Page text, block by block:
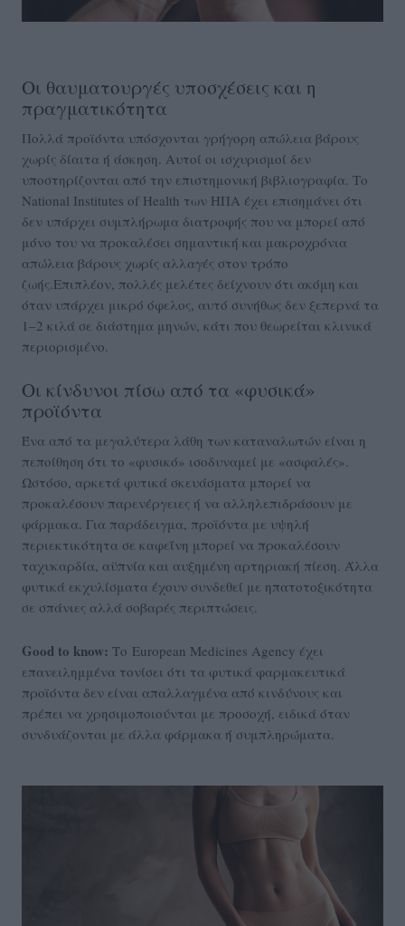
Οι θαυματουργές υποσχέσεις και η
πραγματικότητα
Πολλά προϊόντα υπόσχονται γρήγορη απώλεια βάρους
χωρίς δίαιτα ή άσκηση. Αυτοί οι ισχυρισμοί δεν
υποστηρίζονται από την επιστημονική βιβλιογραφία. Το
National Institutes of Health των ΗΠΑ έχει επισημάνει ότι
δεν υπάρχει συμπλήρωμα διατροφής που να μπορεί από
μόνο του να προκαλέσει σημαντική και μακροχρόνια
απώλεια βάρους χωρίς αλλαγές στον τρόπο
ζωής.Επιπλέον, πολλές μελέτες δείχνουν ότι ακόμη και
όταν υπάρχει μικρό όφελος, αυτό συνήθως δεν ξεπερνά τα
1–2 κιλά σε διάστημα μηνών, κάτι που θεωρείται κλινικά
περιορισμένο.
Οι κίνδυνοι πίσω από τα «φυσικά»
προϊόντα
Ένα από τα μεγαλύτερα λάθη των καταναλωτών είναι η
πεποίθηση ότι το «φυσικό» ισοδυναμεί με «ασφαλές».
Ωστόσο, αρκετά φυτικά σκευάσματα μπορεί να
προκαλέσουν παρενέργειες ή να αλληλεπιδράσουν με
φάρμακα. Για παράδειγμα, προϊόντα με υψηλή
περιεκτικότητα σε καφεΐνη μπορεί να προκαλέσουν
ταχυκαρδία, αϋπνία και αυξημένη αρτηριακή πίεση. Άλλα
φυτικά εκχυλίσματα έχουν συνδεθεί με ηπατοτοξικότητα
σε σπάνιες αλλά σοβαρές περιπτώσεις.
Good to know: Το European Medicines Agency έχει
επανειλημμένα τονίσει ότι τα φυτικά φαρμακευτικά
προϊόντα δεν είναι απαλλαγμένα από κινδύνους και
πρέπει να χρησιμοποιούνται με προσοχή, ειδικά όταν
συνδυάζονται με άλλα φάρμακα ή συμπληρώματα.